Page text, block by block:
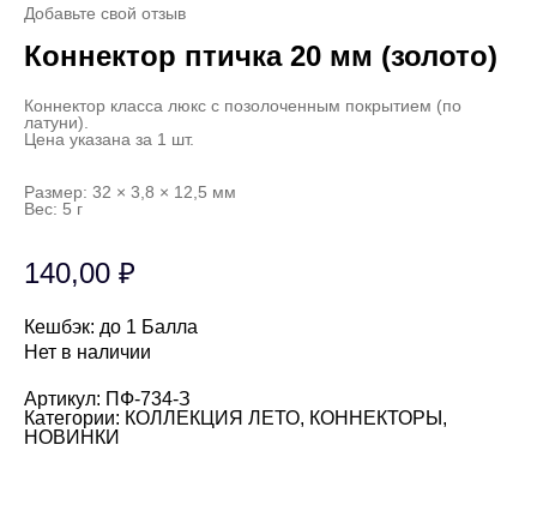
Добавьте свой отзыв
Коннектор птичка 20 мм (золото)
Коннектор класса люкс с позолоченным покрытием (по
латуни).
Цена указана за 1 шт.
Размер: 32 × 3,8 × 12,5 мм
Вес: 5 г
140,00 ₽
Кешбэк: до 1 Балла
Нет в наличии
Артикул: ПФ-734-З
Категории: КОЛЛЕКЦИЯ ЛЕТО, КОННЕКТОРЫ ,
НОВИНКИ